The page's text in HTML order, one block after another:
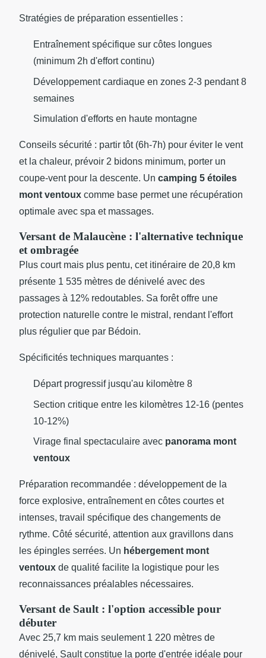
Stratégies de préparation essentielles :
Entraînement spécifique sur côtes longues
(minimum 2h d'effort continu)
Développement cardiaque en zones 2-3 pendant 8
semaines
Simulation d'efforts en haute montagne
Conseils sécurité : partir tôt (6h-7h) pour éviter le vent
et la chaleur, prévoir 2 bidons minimum, porter un
coupe-vent pour la descente. Un camping 5 étoiles
mont ventoux comme base permet une récupération
optimale avec spa et massages.
Versant de Malaucène : l'alternative technique
et ombragée
Plus court mais plus pentu, cet itinéraire de 20,8 km
présente 1 535 mètres de dénivelé avec des
passages à 12% redoutables. Sa forêt offre une
protection naturelle contre le mistral, rendant l'effort
plus régulier que par Bédoin.
Spécificités techniques marquantes :
Départ progressif jusqu'au kilomètre 8
Section critique entre les kilomètres 12-16 (pentes
10-12%)
Virage final spectaculaire avec panorama mont
ventoux
Préparation recommandée : développement de la
force explosive, entraînement en côtes courtes et
intenses, travail spécifique des changements de
rythme. Côté sécurité, attention aux gravillons dans
les épingles serrées. Un hébergement mont
ventoux de qualité facilite la logistique pour les
reconnaissances préalables nécessaires.
Versant de Sault : l'option accessible pour
débuter
Avec 25,7 km mais seulement 1 220 mètres de
dénivelé, Sault constitue la porte d'entrée idéale pour